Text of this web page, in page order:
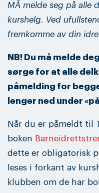
MÅ melde seg på alle
kurshelg. Ved
fremkomme av din
NB! Du må melde
sørge for at alle
påmelding for
lenger ned under
Når du er påmeldt til
boken
dette er obligatorisk
leses i forkant av
klubben om de har